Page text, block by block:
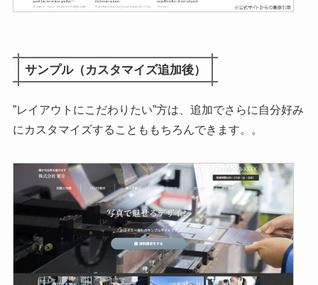
サンプル（カスタマイズ追加後）
”レイアウトにこだわりたい”方は、追加でさらに自分好み
にカスタマイズすることももちろんできます。。